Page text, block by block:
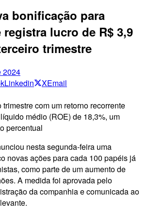
bonificação para
lucro de R$ 3,9
trimestre
2024
Linkedin XEmail
com um retorno recorrente
médio (ROE) de 18,3%, um
percentual
nesta segunda-feira uma
novas ações para cada 100 papéis já
como parte de um aumento de
A medida foi aprovada pelo
da companhia e comunicada ao